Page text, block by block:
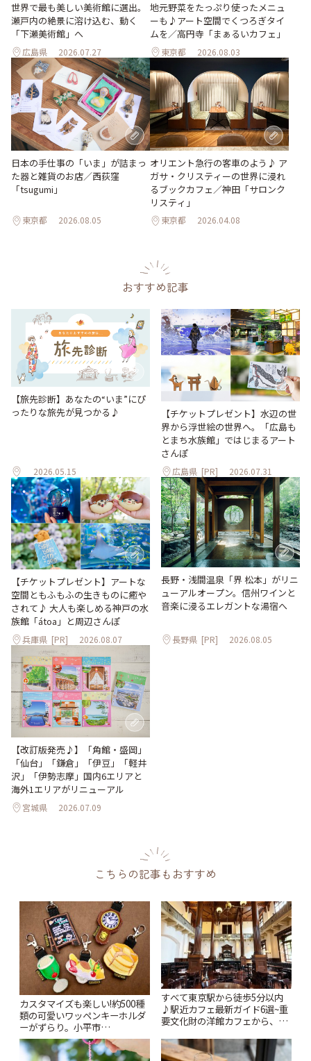
世界で最も美しい美術館に選出。
瀬戸内の絶景に溶け込む、動く
「下瀬美術館」へ
広島県 2026.07.27
地元野菜をたっぷり使ったメニュ
ーも♪アート空間でくつろぎタイ
ムを／高円寺「まぁるいカフェ」
東京都 2026.08.03
日本の手仕事の「いま」が詰まっ
た器と雑貨のお店／西荻窪
「tsugumi」
東京都 2026.08.05
オリエント急行の客車のよう♪ ア
ガサ・クリスティーの世界に浸れ
るブックカフェ／神田「サロンク
リスティ」
東京都 2026.04.08
おすすめ記事
【旅先診断】あなたの“いま”にぴ
ったりな旅先が見つかる♪
2026.05.15
【チケットプレゼント】水辺の世
界から浮世絵の世界へ。「広島も
とまち水族館」ではじまるアート
さんぽ
広島県 [PR] 2026.07.31
【チケットプレゼント】アートな
空間ともふもふの生きものに癒や
されて♪ 大人も楽しめる神戸の水
族館「átoa」と周辺さんぽ
兵庫県 [PR] 2026.08.07
長野・浅間温泉「界 松本」がリニ
ューアルオープン。信州ワインと
音楽に浸るエレガントな湯宿へ
長野県 [PR] 2026.08.05
【改訂版発売♪】「角館・盛岡」
「仙台」「鎌倉」「伊豆」「軽井
沢」「伊勢志摩」国内6エリアと
海外1エリアがリニューアル
宮城県 2026.07.09
こちらの記事もおすすめ
カスタマイズも楽しい!約500種
類の可愛いワッペンキーホルダ
ーがずらり。小平市
「Kimamaya T&K」 | ことりっ
ぷ
すべて東京駅から徒歩5分以内
♪駅近カフェ最新ガイド6選~重
要文化財の洋館カフェから、改
りっぷ